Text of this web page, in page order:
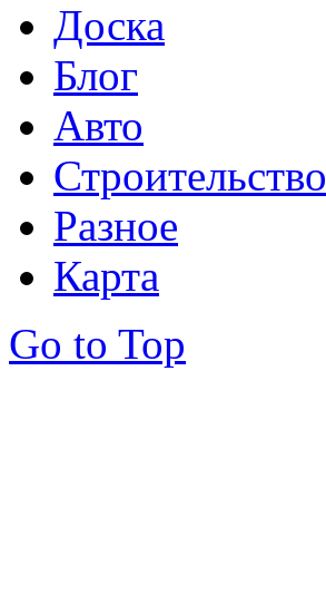
Доска
Блог
Авто
Строительство
Разное
Карта
Go to Top